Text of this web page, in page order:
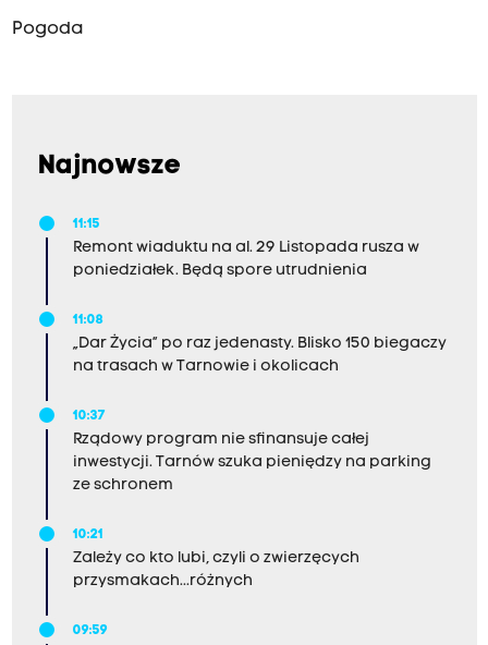
Pogoda
Najnowsze
11:15
Remont wiaduktu na al. 29 Listopada rusza w
poniedziałek. Będą spore utrudnienia
11:08
„Dar Życia” po raz jedenasty. Blisko 150 biegaczy
na trasach w Tarnowie i okolicach
10:37
Rządowy program nie sfinansuje całej
inwestycji. Tarnów szuka pieniędzy na parking
ze schronem
10:21
Zależy co kto lubi, czyli o zwierzęcych
przysmakach...różnych
09:59